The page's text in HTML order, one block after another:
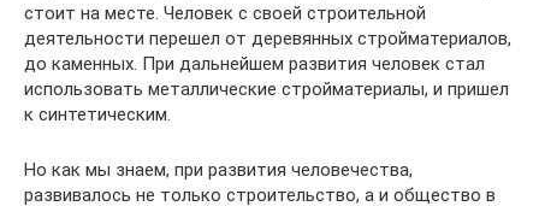
стоит на месте. Человек с своей строительной
деятельности перешел от деревянных стройматериалов,
до каменных. При дальнейшем развития человек стал
использовать металлические стройматериалы, и пришел
к синтетическим.
Но как мы знаем, при развития человечества,
развивалось не только строительство, а и общество в